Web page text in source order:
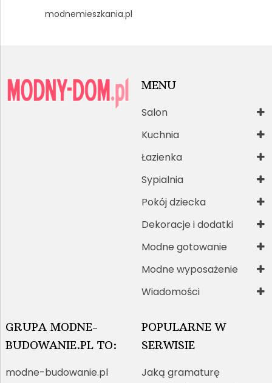
modnemieszkania.pl
MENU
Salon
Kuchnia
Łazienka
Sypialnia
Pokój dziecka
Dekoracje i dodatki
Modne gotowanie
Modne wyposażenie
Wiadomości
GRUPA MODNE-
BUDOWANIE.PL TO:
modne-budowanie.pl
POPULARNE W
SERWISIE
Jaką gramaturę